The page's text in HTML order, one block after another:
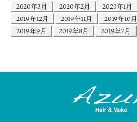
2020年3月
2020年2月
2020年1月
2019年12月
2019年11月
2019年10月
2019年9月
2019年8月 2019年7月